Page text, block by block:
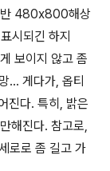
반 480x800해상
시되긴 하지
보이지 않고 좀
... 게다가, 옵티
진다. 특히, 밝은
해진다. 참고로,
로로 좀 길고 가